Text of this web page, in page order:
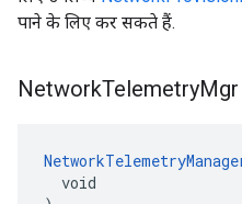
पाने के लिए कर सकते हैं.
NetworkTelemetryMgr
  void